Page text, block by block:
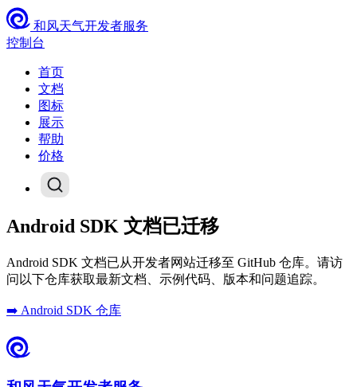
和风天气开发者服务
控制台
首页
文档
图标
展示
帮助
价格
Android SDK 文档已迁移
Android SDK 文档已从开发者网站迁移至 GitHub 仓库。请访
问以下仓库获取最新文档、示例代码、版本和问题追踪。
➡️ Android SDK 仓库